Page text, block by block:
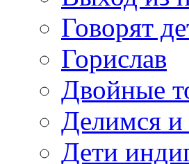
Говорят
Горислав
Двойные
Делимся и
Дети